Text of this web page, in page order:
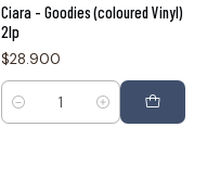
Ciara - Goodies (coloured Vinyl)
2lp
$28.900
Cantidad